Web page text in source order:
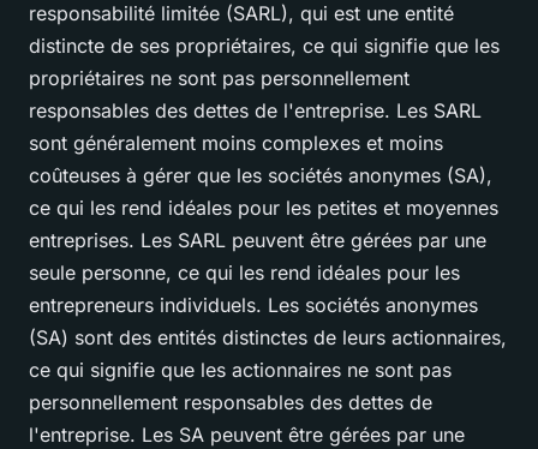
responsabilité limitée (SARL), qui est une entité
distincte de ses propriétaires, ce qui signifie que les
propriétaires ne sont pas personnellement
responsables des dettes de l'entreprise. Les SARL
sont généralement moins complexes et moins
coûteuses à gérer que les sociétés anonymes (SA),
ce qui les rend idéales pour les petites et moyennes
entreprises. Les SARL peuvent être gérées par une
seule personne, ce qui les rend idéales pour les
entrepreneurs individuels. Les sociétés anonymes
(SA) sont des entités distinctes de leurs actionnaires,
ce qui signifie que les actionnaires ne sont pas
personnellement responsables des dettes de
l'entreprise. Les SA peuvent être gérées par une